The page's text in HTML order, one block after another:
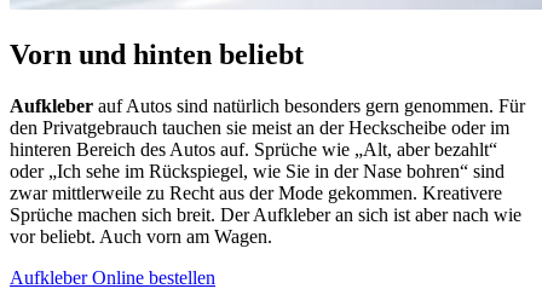
Vorn und hinten beliebt
Aufkleber auf Autos sind natürlich besonders gern genommen. Für
den Privatgebrauch tauchen sie meist an der Heckscheibe oder im
hinteren Bereich des Autos auf. Sprüche wie „Alt, aber bezahlt“
oder „Ich sehe im Rückspiegel, wie Sie in der Nase bohren“ sind
zwar mittlerweile zu Recht aus der Mode gekommen. Kreativere
Sprüche machen sich breit. Der Aufkleber an sich ist aber nach wie
vor beliebt. Auch vorn am Wagen.
Aufkleber Online bestellen